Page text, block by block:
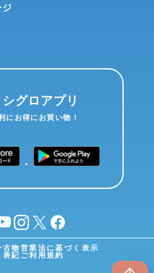
ジ
シグロアプリ
にお得にお買い物！
instagram
X facebook
古物営業法に基づく表示
表記 ご利用規約